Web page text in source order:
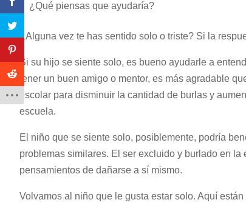
¿Qué piensas que ayudaría?
¿Alguna vez te has sentido solo o triste? Si la
Si su hijo se siente solo, es bueno ayudarle a
tener un buen amigo o mentor, es más agradable
escolar para disminuir la cantidad de burlas y
escuela.
El niño que se siente solo, posiblemente, podría
problemas similares. El ser excluido y burlado en
pensamientos de dañarse a sí mismo.
Volvamos al niño que le gusta estar solo. Aquí